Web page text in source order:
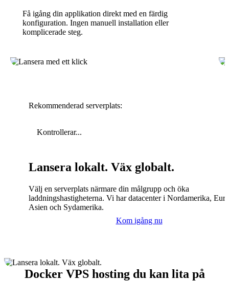
Få igång din applikation direkt med en färdig
konfiguration. Ingen manuell installation eller
komplicerade steg.
Rekommenderad serverplats:
Kontrollerar...
Lansera lokalt. Väx globalt.
Välj en serverplats närmare din målgrupp och öka
laddningshastigheterna. Vi har datacenter i Nordamerika,
Asien och Sydamerika.
Kom igång nu
Docker VPS hosting du kan lita på